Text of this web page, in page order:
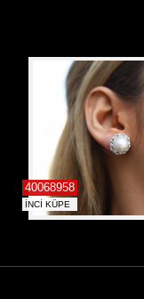
40068958
İNCİ KÜPE